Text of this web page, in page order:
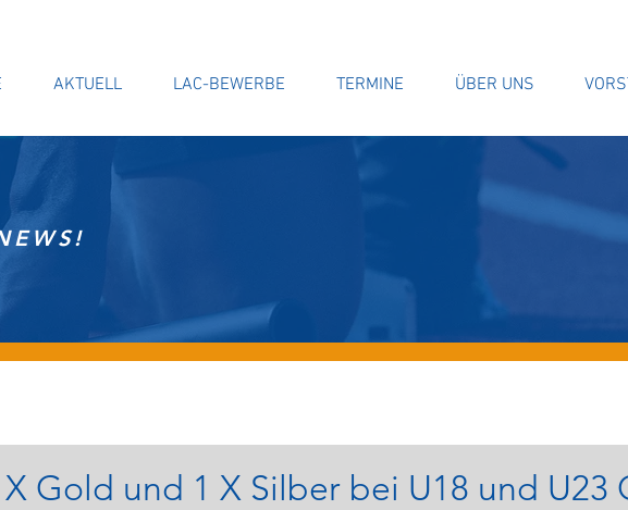
AKTUELL LAC-BEWERBE TERMINE ÜBER UNS
Gold und 1 X Silber bei U18 und U23